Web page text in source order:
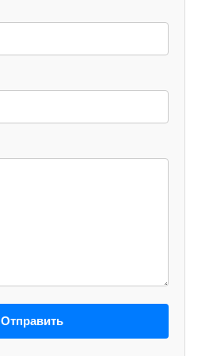
Отправить